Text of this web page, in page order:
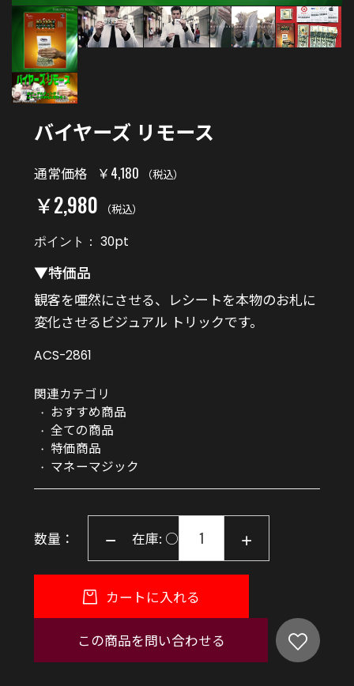
バイヤーズ リモース
通常価格 ￥4,180 （税込）
￥2,980 （税込）
ポイント： 30pt
▼特価品
観客を唖然にさせる、レシートを本物のお札に
変化させるビジュアル トリックです。
ACS-2861
関連カテゴリ
おすすめ商品
全ての商品
特価商品
マネーマジック
数量： 在庫: ○
カートに入れる
この商品を問い合わせる